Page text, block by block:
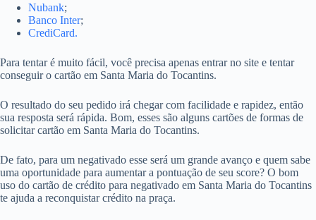
Nubank;
Banco Inter;
CrediCard.
Para tentar é muito fácil, você precisa apenas entrar no site e tentar
conseguir o cartão em Santa Maria do Tocantins.
O resultado do seu pedido irá chegar com facilidade e rapidez, então
sua resposta será rápida. Bom, esses são alguns cartões de formas de
solicitar cartão em Santa Maria do Tocantins.
De fato, para um negativado esse será um grande avanço e quem sabe
uma oportunidade para aumentar a pontuação de seu score? O bom
uso do cartão de crédito para negativado em Santa Maria do Tocantins
te ajuda a reconquistar crédito na praça.